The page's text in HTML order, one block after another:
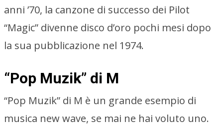
anni ’70, la canzone di successo dei Pilot
“Magic” divenne disco d’oro pochi mesi dopo
la sua pubblicazione nel 1974.
“Pop Muzik” di M
“Pop Muzik” di M è un grande esempio di
musica new wave, se mai ne hai voluto uno.